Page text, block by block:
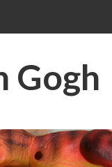
Gogh